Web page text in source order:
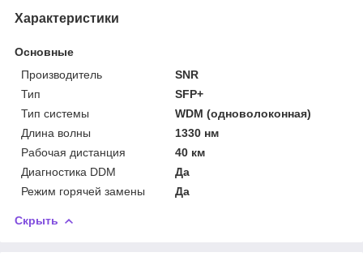
Характеристики
Основные
Производитель
SNR
Тип
SFP+
Тип системы
WDM (одноволоконная)
Длина волны
1330 нм
Рабочая дистанция
40 км
Диагностика DDM
Да
Режим горячей замены
Да
Скрыть